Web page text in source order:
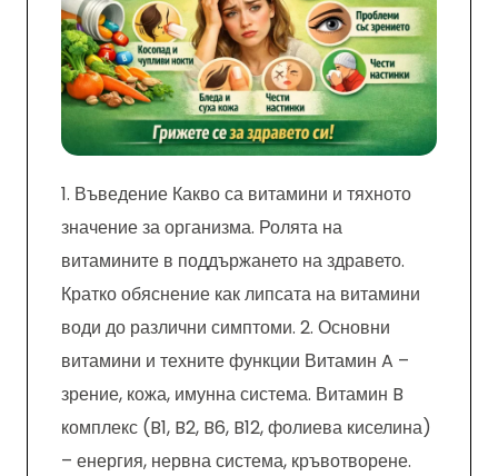
1. Въведение Какво са витамини и тяхното
значение за организма. Ролята на
витамините в поддържането на здравето.
Кратко обяснение как липсата на витамини
води до различни симптоми. 2. Основни
витамини и техните функции Витамин A –
зрение, кожа, имунна система. Витамин B
комплекс (B1, B2, B6, B12, фолиева киселина)
– енергия, нервна система, кръвотворене.